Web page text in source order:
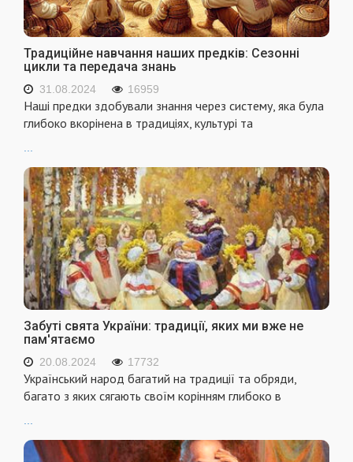
Традиційне навчання наших предків: Сезонні
цикли та передача знань
31.08.2024 16959
Наші предки здобували знання через систему, яка була
глибоко вкорінена в традиціях, культурі та
...
Забуті свята України: традиції, яких ми вже не
пам'ятаємо
20.08.2024 17732
Український народ багатий на традиції та обряди,
багато з яких сягають своїм корінням глибоко в